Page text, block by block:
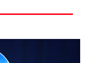
Svitek
šokuje i ...
nesmířil!